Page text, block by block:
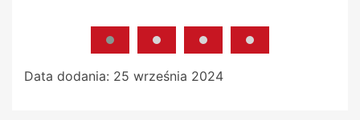
Data dodania: 25 września 2024